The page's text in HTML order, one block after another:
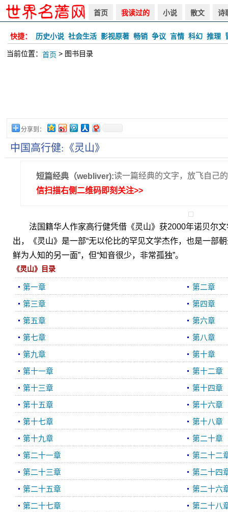
首页 我读过的 小说 散文 诗
快捷： 历史小说 社会生活 影视原著 畅销 争议 言情 科幻 推理
当前位置： 首页 > 图书目录
分享到：
中国高行健:《灵山》
短篇经典（webliver):读一篇经典的文字，放飞自己
信扫描右侧二维码即刻关注>>
法国籍华人作家高行健凭借《灵山》获2000年诺贝尔文
出，《灵山》是一部“无以伦比的罕见文学杰作，也是一部
鲜为人知的另一面”，但“知音很少，非常孤独”。
《灵山》目录
第一章 第二章
第三章 第四章
第五章 第六章
第七章 第八章
第九章 第十章
第十一章 第十二章
第十三章 第十四章
第十五章 第十六章
第十七章 第十八章
第十九章 第二十章
第二十一章 第二十二
第二十三章 第二十四
第二十五章 第二十六
第二十七章 第二十八